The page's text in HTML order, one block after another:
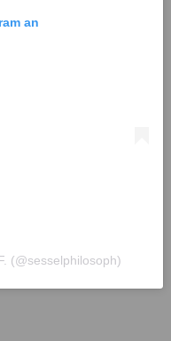
an
(@sesselphilosoph)